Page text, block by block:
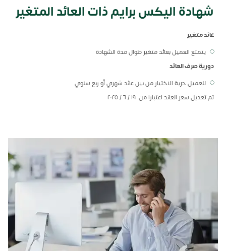
شهادة اليكس برايم ذات العائد المتغير
عائد متغير
يتمتع العميل بعائد متغير طوال مدة الشهادة
دورية صرف العائد
للعميل حرية الاختيار من بين عائد شهري أو ربع سنوي
تم تعديل سعر العائد اعتبارا من ١٩ / ٦ / ٢٠٢٥